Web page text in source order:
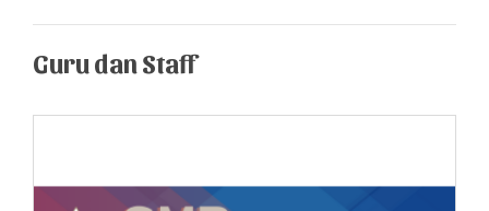
Guru dan Staff